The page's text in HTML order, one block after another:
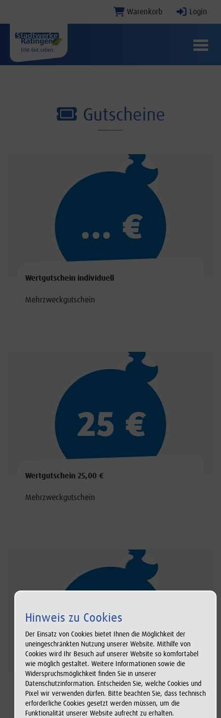
Warenkorb Login
Menü
Gutscheine
Wertgutschein individuell
Mehrzweckgutschein
Wertgutschein 25,00 €
Mehrzweckgutschein
Wertgutschein 50,00 €
Mehrzweckgutschein
Hinweis zu Cookies
Der Einsatz von Cookies bietet Ihnen die Möglichkeit der
uneingeschränkten Nutzung unserer Website. Mithilfe von
Cookies wird Ihr Besuch auf unserer Website so komfortabel
wie möglich gestaltet. Weitere Informationen sowie die
Widerspruchsmöglichkeit finden Sie in unserer
Datenschutzinformation. Entscheiden Sie, welche Cookies und
Pixel wir verwenden dürfen. Bitte beachten Sie, dass technisch
erforderliche Cookies gesetzt werden müssen, um die
Funktionalität unserer Website aufrecht zu erhalten.